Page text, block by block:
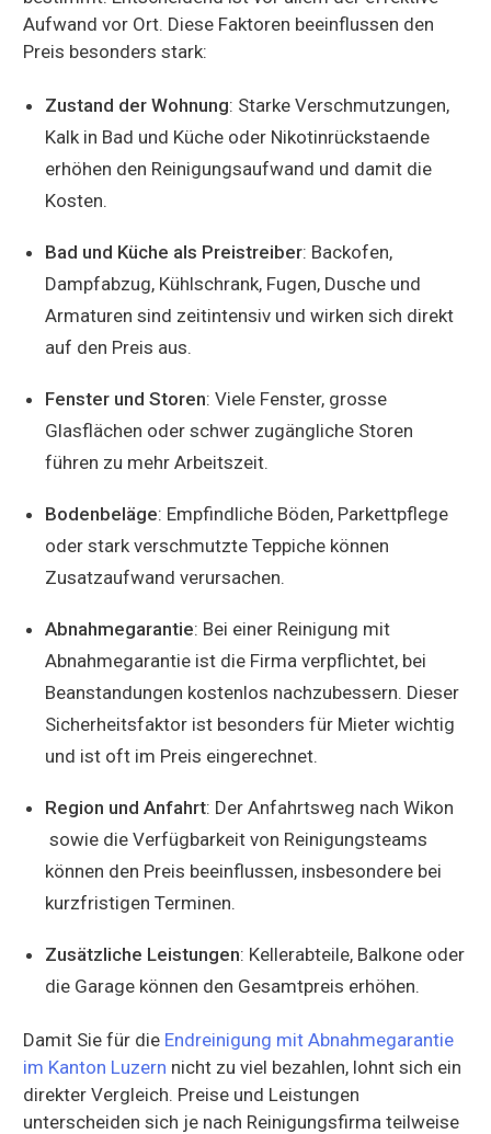
Aufwand vor Ort. Diese Faktoren beeinflussen den
Preis besonders stark:
Zustand der Wohnung: Starke Verschmutzungen,
Kalk in Bad und Küche oder Nikotinrückstaende
erhöhen den Reinigungsaufwand und damit die
Kosten.
Bad und Küche als Preistreiber: Backofen,
Dampfabzug, Kühlschrank, Fugen, Dusche und
Armaturen sind zeitintensiv und wirken sich direkt
auf den Preis aus.
Fenster und Storen: Viele Fenster, grosse
Glasflächen oder schwer zugängliche Storen
führen zu mehr Arbeitszeit.
Bodenbeläge: Empfindliche Böden, Parkettpflege
oder stark verschmutzte Teppiche können
Zusatzaufwand verursachen.
Abnahmegarantie: Bei einer Reinigung mit
Abnahmegarantie ist die Firma verpflichtet, bei
Beanstandungen kostenlos nachzubessern. Dieser
Sicherheitsfaktor ist besonders für Mieter wichtig
und ist oft im Preis eingerechnet.
Region und Anfahrt: Der Anfahrtsweg nach Wikon
sowie die Verfügbarkeit von Reinigungsteams
können den Preis beeinflussen, insbesondere bei
kurzfristigen Terminen.
Zusätzliche Leistungen: Kellerabteile, Balkone oder
die Garage können den Gesamtpreis erhöhen.
Damit Sie für die Endreinigung mit Abnahmegarantie
im Kanton Luzern nicht zu viel bezahlen, lohnt sich ein
direkter Vergleich. Preise und Leistungen
unterscheiden sich je nach Reinigungsfirma teilweise